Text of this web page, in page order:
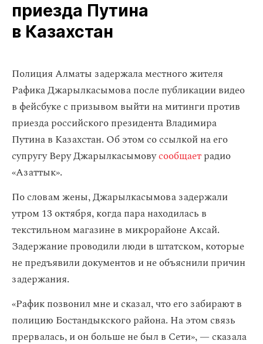
приезда Путина
в Казахстан
Полиция Алматы задержала местного жителя
Рафика Джарылкасымова после публикации видео
в фейсбуке с призывом выйти на митинги против
приезда российского президента Владимира
Путина в Казахстан. Об этом со ссылкой на его
супругу Веру Джарылкасымовусообщаетрадио
«Азаттык».
По словам жены, Джарылкасымова задержали
утром 13 октября, когда пара находилась в
текстильном магазине в микрорайоне Аксай.
Задержание проводили люди в штатском, которые
не предъявили документов и не объяснили причин
задержания.
«Рафик позвонил мне и сказал, что его забирают в
полицию Бостандыкского района. На этом связь
прервалась, и он больше не был в Сети», — сказала